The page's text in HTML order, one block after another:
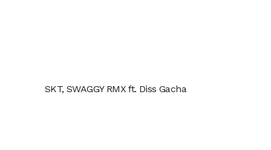
SKT, SWAGGY RMX ft. Diss Gacha